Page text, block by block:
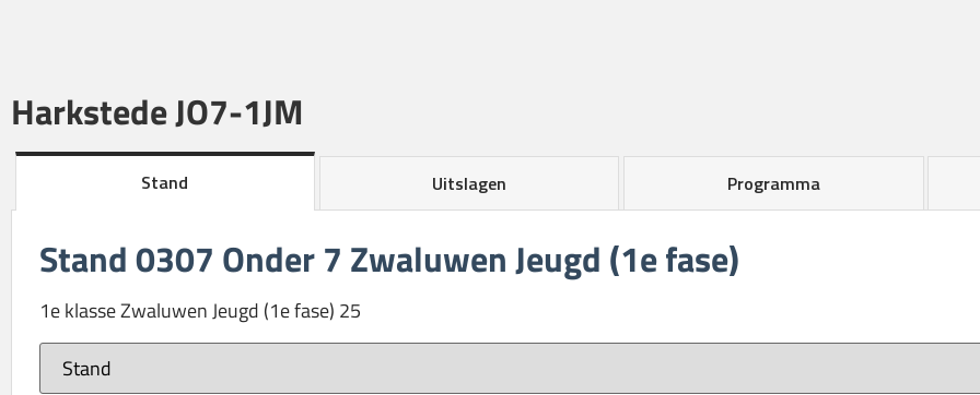
Harkstede JO7-1JM
Stand Uitslagen Programma
Stand 0307 Onder 7 Zwaluwen Jeugd (1e fase)
1e klasse Zwaluwen Jeugd (1e fase) 25